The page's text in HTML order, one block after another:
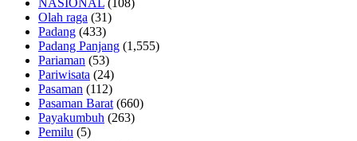
Olah raga (31)
Padang (433)
Padang Panjang (1,555)
Pariaman (53)
Pariwisata (24)
Pasaman (112)
Pasaman Barat (660)
Payakumbuh (263)
Pemilu (5)